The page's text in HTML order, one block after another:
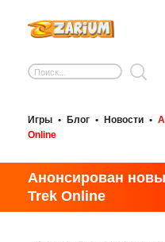
Игры • Блог • Новости •
Online
Анонсирован
Trek Online